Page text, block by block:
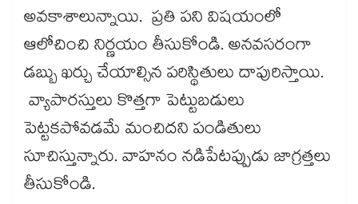
అవకాశాలున్నాయి. ప్రతి పని విషయంలో
ఆలోచించి నిర్ణయం తీసుకోండి. అనవసరంగా
డబ్బు ఖర్చు చేయాల్సిన పరిస్థితులు దాపురిస్తాయి.
వ్యాపారస్తులు కొత్తగా పెట్టుబడులు
పెట్టకపోవడమే మంచిదని పండితులు
సూచిస్తున్నారు. వాహనం నడిపేటప్పుడు జాగ్రత్తలు
తీసుకోండి.